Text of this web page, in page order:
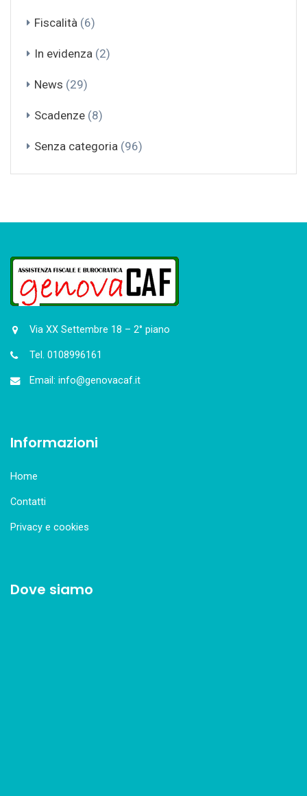
Fiscalità (6)
In evidenza (2)
News (29)
Scadenze (8)
Senza categoria (96)
Via XX Settembre 18 – 2° piano
Tel. 0108996161
Email: info@genovacaf.it
Informazioni
Home
Contatti
Privacy e cookies
Dove siamo